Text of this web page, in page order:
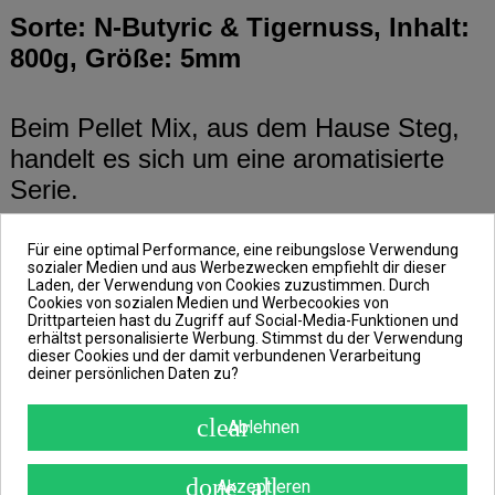
Sorte: N-Butyric & Tigernuss, Inhalt:
800g, Größe: 5mm
Beim Pellet Mix, aus dem Hause Steg,
handelt es sich um eine aromatisierte
Serie.
Nutzen kannst du diesen Mix
insbesondere als Beigabe zu natürlichen
Pellet-Mischungen und Futtermitteln, um
deren Lockwirkung zu erhöhen. Nicht zu
verachten ist seine Wirkung aber
ebenso, bei dessen Verwendung, in
einem PVA-Beutel oder als Hakenköder.
Für eine optimal Performance, eine reibungslose Verwendung
sozialer Medien und aus Werbezwecken empfiehlt dir dieser
Laden, der Verwendung von Cookies zuzustimmen. Durch
Cookies von sozialen Medien und Werbecookies von
Drittparteien hast du Zugriff auf Social-Media-Funktionen und
erhältst personalisierte Werbung. Stimmst du der Verwendung
dieser Cookies und der damit verbundenen Verarbeitung
deiner persönlichen Daten zu?
clearAblehnen
done_all
Akzeptieren